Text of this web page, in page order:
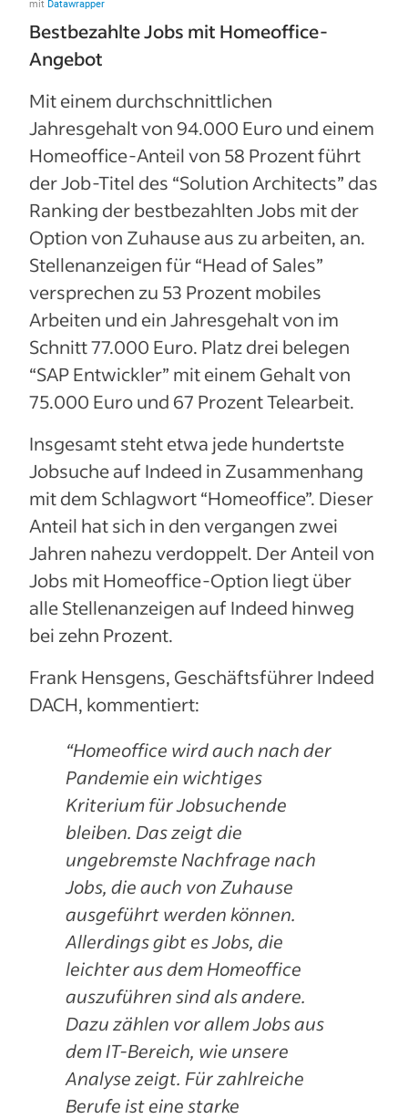
Bestbezahlte Jobs mit Homeoffice-
Angebot
Mit einem durchschnittlichen
Jahresgehalt von 94.000 Euro und einem
Homeoffice-Anteil von 58 Prozent führt
der Job-Titel des “Solution Architects” das
Ranking der bestbezahlten Jobs mit der
Option von Zuhause aus zu arbeiten, an.
Stellenanzeigen für “Head of Sales”
versprechen zu 53 Prozent mobiles
Arbeiten und ein Jahresgehalt von im
Schnitt 77.000 Euro. Platz drei belegen
“SAP Entwickler” mit einem Gehalt von
75.000 Euro und 67 Prozent Telearbeit.
Insgesamt steht etwa jede hundertste
Jobsuche auf Indeed in Zusammenhang
mit dem Schlagwort “Homeoffice”. Dieser
Anteil hat sich in den vergangen zwei
Jahren nahezu verdoppelt. Der Anteil von
Jobs mit Homeoffice-Option liegt über
alle Stellenanzeigen auf Indeed hinweg
bei zehn Prozent.
Frank Hensgens, Geschäftsführer Indeed
DACH, kommentiert:
“Homeoffice wird auch nach der
Pandemie ein wichtiges
Kriterium für Jobsuchende
bleiben. Das zeigt die
ungebremste Nachfrage nach
Jobs, die auch von Zuhause
ausgeführt werden können.
Allerdings gibt es Jobs, die
leichter aus dem Homeoffice
auszuführen sind als andere.
Dazu zählen vor allem Jobs aus
dem IT-Bereich, wie unsere
Analyse zeigt. Für zahlreiche
Berufe ist eine starke